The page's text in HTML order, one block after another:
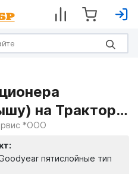
на Тракторы
*ООО
пятислойные тип